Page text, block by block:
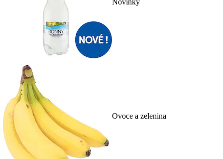
Novinky
Ovoce a zelenina